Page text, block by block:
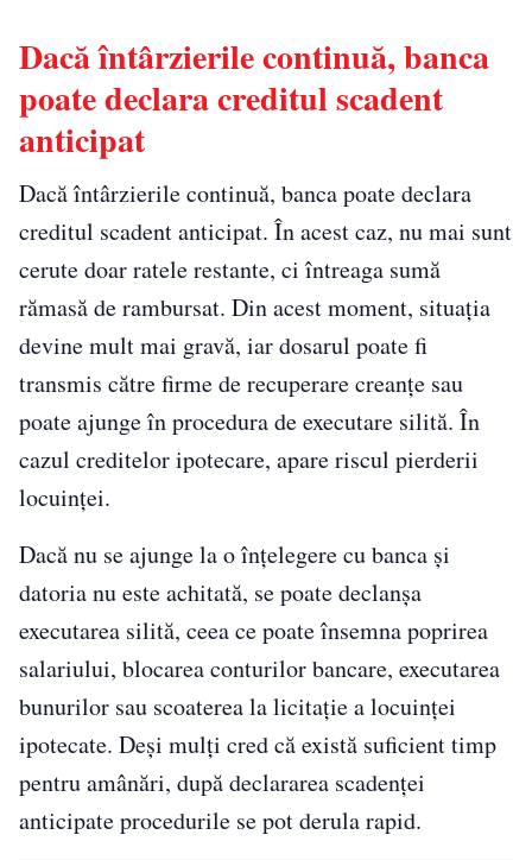
Dacă întârzierile continuă, banca
poate declara creditul scadent
anticipat
Dacă întârzierile continuă, banca poate declara
creditul scadent anticipat. În acest caz, nu mai sunt
cerute doar ratele restante, ci întreaga sumă
rămasă de rambursat. Din acest moment, situația
devine mult mai gravă, iar dosarul poate fi
transmis către firme de recuperare creanțe sau
poate ajunge în procedura de executare silită. În
cazul creditelor ipotecare, apare riscul pierderii
locuinței.
Dacă nu se ajunge la o înțelegere cu banca și
datoria nu este achitată, se poate declanșa
executarea silită, ceea ce poate însemna poprirea
salariului, blocarea conturilor bancare, executarea
bunurilor sau scoaterea la licitație a locuinței
ipotecate. Deși mulți cred că există suficient timp
pentru amânări, după declararea scadenței
anticipate procedurile se pot derula rapid.